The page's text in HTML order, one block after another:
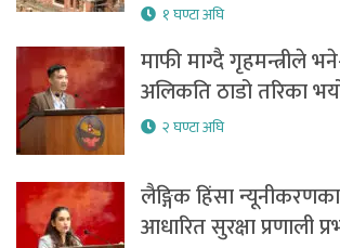
१ घण्टा अघि
माफी माग्दै गृहमन्त्रीले
अलिकति ठाडो तरिका
२ घण्टा अघि
लैङ्गिक हिंसा न्यूनीकरणका
आधारित सुरक्षा प्रणाली